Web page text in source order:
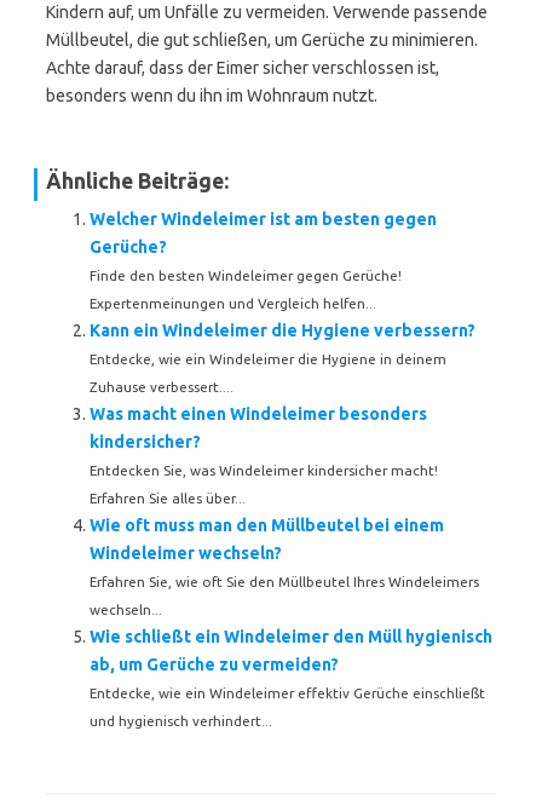
Kindern auf, um Unfälle zu vermeiden. Verwende passende
Müllbeutel, die gut schließen, um Gerüche zu minimieren.
Achte darauf, dass der Eimer sicher verschlossen ist,
besonders wenn du ihn im Wohnraum nutzt.
Ähnliche Beiträge:
Welcher Windeleimer ist am besten gegen
Gerüche?
Finde den besten Windeleimer gegen Gerüche!
Expertenmeinungen und Vergleich helfen...
Kann ein Windeleimer die Hygiene verbessern?
Entdecke, wie ein Windeleimer die Hygiene in deinem
Zuhause verbessert....
Was macht einen Windeleimer besonders
kindersicher?
Entdecken Sie, was Windeleimer kindersicher macht!
Erfahren Sie alles über...
Wie oft muss man den Müllbeutel bei einem
Windeleimer wechseln?
Erfahren Sie, wie oft Sie den Müllbeutel Ihres Windeleimers
wechseln...
Wie schließt ein Windeleimer den Müll hygienisch
ab, um Gerüche zu vermeiden?
Entdecke, wie ein Windeleimer effektiv Gerüche einschließt
und hygienisch verhindert...